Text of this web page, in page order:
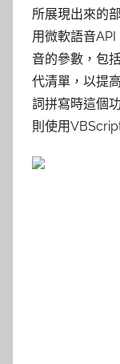
所展現出來的
用微軟語音
音的參數，包
代清單，以提
詞拼寫時這個
則使用